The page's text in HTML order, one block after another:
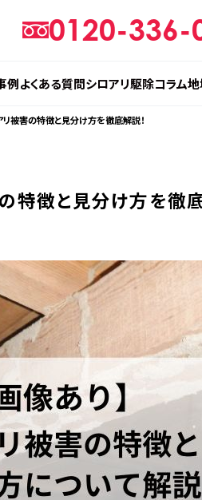
0120-336-
例よくある質問シロアリ駆除コラム
リ被害の特徴と見分け方を徹底解説！
特徴と見分け方を徹